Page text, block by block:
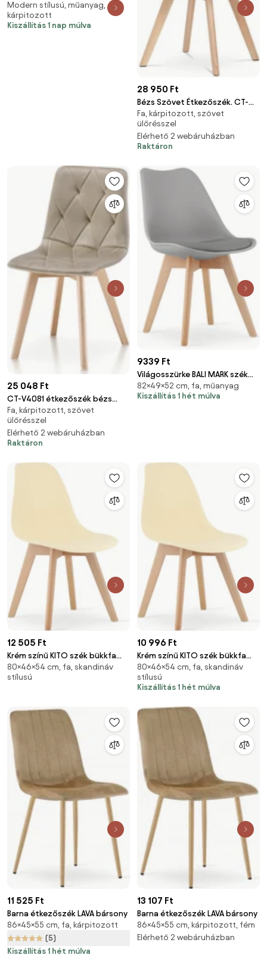
18062 sötétszürke
Modern stílusú, műanyag,
kárpitozott
Kiszállítás 1 nap múlva
28 950 Ft
Bézs Szövet Étkezőszék. CT-
751 LAN2
Fa, kárpitozott, szövet
ülőrésszel
Elérhető 2 webáruházban
Raktáron
25 048 Ft
CT-V4081 étkezőszék bézs
bársony szövettel
Fa, kárpitozott, szövet
ülőrésszel
Elérhető 2 webáruházban
Raktáron
9339 Ft
Világosszürke BALI MARK szék
bükk lábakkal
82×49×52 cm, fa, műanyag
Kiszállítás 1 hét múlva
12 505 Ft
Krém színű KITO szék bükkfa
lábakkal
80×46×54 cm, fa, skandináv
stílusú
10 996 Ft
Krém színű KITO szék bükkfa
lábakkal
80×46×54 cm, fa, skandináv
stílusú
Kiszállítás 1 hét múlva
11 525 Ft
Barna étkezőszék LAVA bársony
86×45×55 cm, fa, kárpitozott
(5)
Kiszállítás 1 hét múlva
13 107 Ft
Barna étkezőszék LAVA bársony
86×45×55 cm, kárpitozott, fém
Elérhető 2 webáruházban